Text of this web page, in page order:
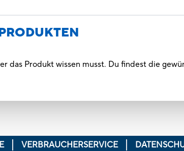
das Produkt wissen musst. Du findest die
VERBRAUCHERSERVICE